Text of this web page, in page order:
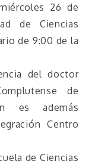
26 de
de Ciencias
de 9:00 de la
del doctor
de
es además
Centro
de Ciencias